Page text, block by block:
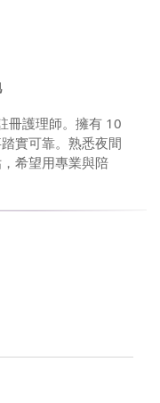
冊護理師。擁有 10
實可靠。熟悉夜間
希望用專業與陪